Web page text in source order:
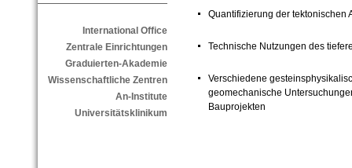
International Office
Zentrale Einrichtungen
Graduierten-Akademie
Wissenschaftliche Zentren
An-Institute
Universitätsklinikum
Quantifizierung der tektonischen
Technische Nutzungen des
Verschiedene
geomechanische
Bauprojekten